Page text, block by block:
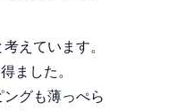
えています。
ました。
グも薄っぺら